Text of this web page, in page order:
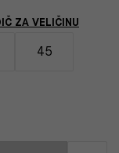
ZA VELIČINU
45